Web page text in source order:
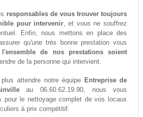
responsables de vous trouver toujours
pour intervenir, et vous ne souffrez
Enfin, nous mettons en place des
qu'une très bonne prestation vous
l'ensemble de nos prestations soient
de la personne qui intervient.
attendre notre équipe Entreprise de
au 06.60.62.19.90, nous vous
pour le nettoyage complet de vos locaux
à prix compétitif.